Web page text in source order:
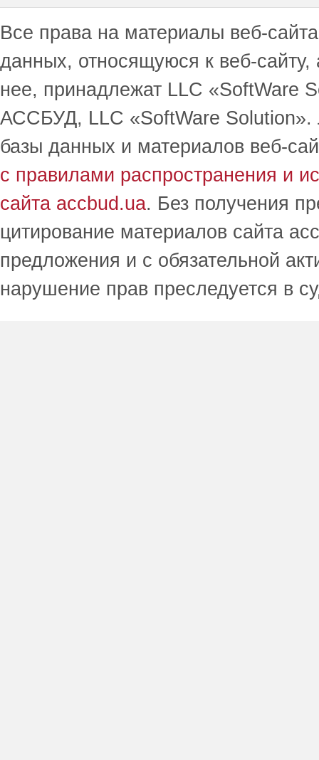
Все права на материалы веб-
данных, относящуюся к веб-
нее, принадлежат LLC
АССБУД, LLC «SoftWare Solution».
базы данных и материалов веб-
с правилами распространения и
сайта accbud.ua. Без получения
цитирование материалов сайта
предложения и с обязательной
нарушение прав преследуется в